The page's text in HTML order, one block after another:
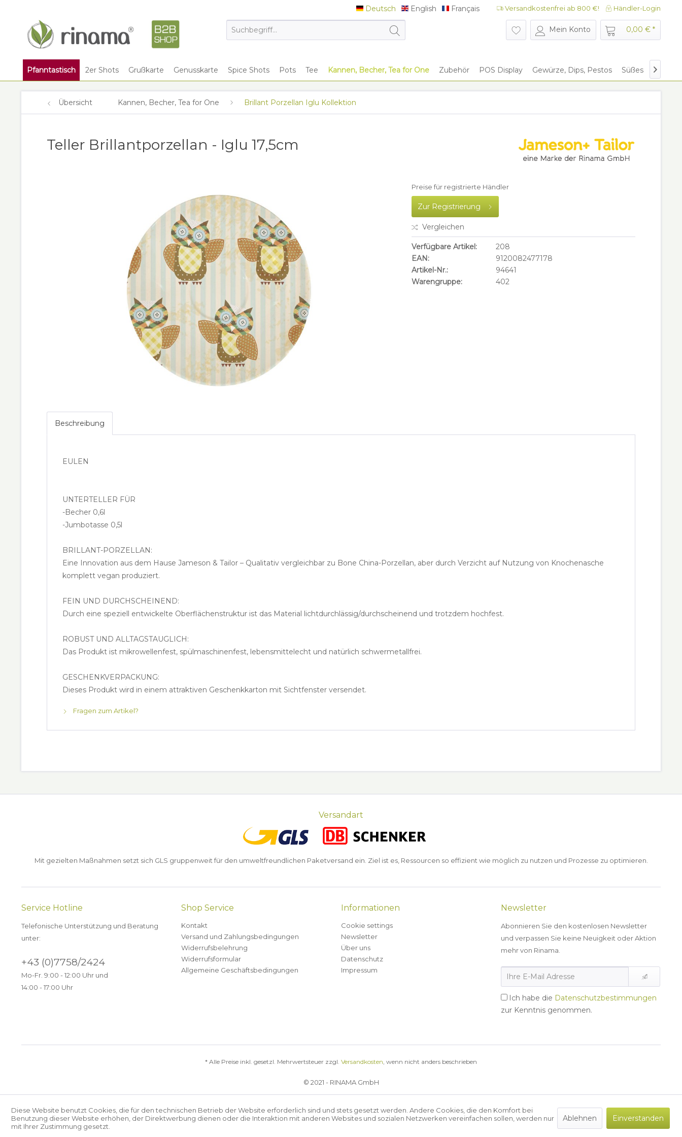
Deutsch
Deutsch English
English Français
Français Versandkostenfrei ab 800 €! Händler-Login
Mein Konto 0,00 € *
Pfanntastisch 2er Shots Grußkarte Genusskarte Spice Shots Pots Tee Kannen, Becher, Tea for One Zubehör POS Display Gewürze, Dips, Pestos Süßes Give

Übersicht Kannen, Becher, Tea for One Brillant Porzellan Iglu Kollektion
Teller Brillantporzellan - Iglu 17,5cm
Preise für registrierte Händler
Zur Registrierung
Vergleichen
Verfügbare Artikel:
208
EAN:
9120082477178
Artikel-Nr.:
94641
Warengruppe:
402
Beschreibung
EULEN
UNTERTELLER FÜR
-Becher 0,6l
-Jumbotasse 0,5l
BRILLANT-PORZELLAN:
Eine Innovation aus dem Hause Jameson & Tailor – Qualitativ vergleichbar zu Bone China-Porzellan, aber durch Verzicht auf Nutzung von Knochenasche
komplett vegan produziert.
FEIN UND DURCHSCHEINEND:
Durch eine speziell entwickelte Oberflächenstruktur ist das Material lichtdurchlässig/durchscheinend und trotzdem hochfest.
ROBUST UND ALLTAGSTAUGLICH:
Das Produkt ist mikrowellenfest, spülmaschinenfest, lebensmittelecht und natürlich schwermetallfrei.
GESCHENKVERPACKUNG:
Dieses Produkt wird in einem attraktiven Geschenkkarton mit Sichtfenster versendet.
Fragen zum Artikel?
Versandart
Mit gezielten Maßnahmen setzt sich GLS gruppenweit für den umweltfreundlichen Paketversand ein. Ziel ist es, Ressourcen so effizient wie möglich zu nutzen und Prozesse zu optimieren.
Service Hotline
Telefonische Unterstützung und Beratung
unter:
+43 (0)7758/2424
Mo-Fr. 9:00 - 12:00 Uhr und
14:00 - 17:00 Uhr
Shop Service
Kontakt
Versand und Zahlungsbedingungen
Widerrufsbelehrung
Widerrufsformular
Allgemeine Geschäftsbedingungen
Informationen
Cookie settings
Newsletter
Über uns
Datenschutz
Impressum
Newsletter
Abonnieren Sie den kostenlosen Newsletter
und verpassen Sie keine Neuigkeit oder Aktion
mehr von Rinama.
Ich habe die Datenschutzbestimmungen
zur Kenntnis genommen.
* Alle Preise inkl. gesetzl. Mehrwertsteuer zzgl. Versandkosten, wenn nicht anders beschrieben
© 2021 - RINAMA GmbH
Diese Website benutzt Cookies, die für den technischen Betrieb der Website erforderlich sind und stets gesetzt werden. Andere Cookies, die den Komfort bei
Benutzung dieser Website erhöhen, der Direktwerbung dienen oder die Interaktion mit anderen Websites und sozialen Netzwerken vereinfachen sollen, werden nur
mit Ihrer Zustimmung gesetzt.
Ablehnen Einverstanden